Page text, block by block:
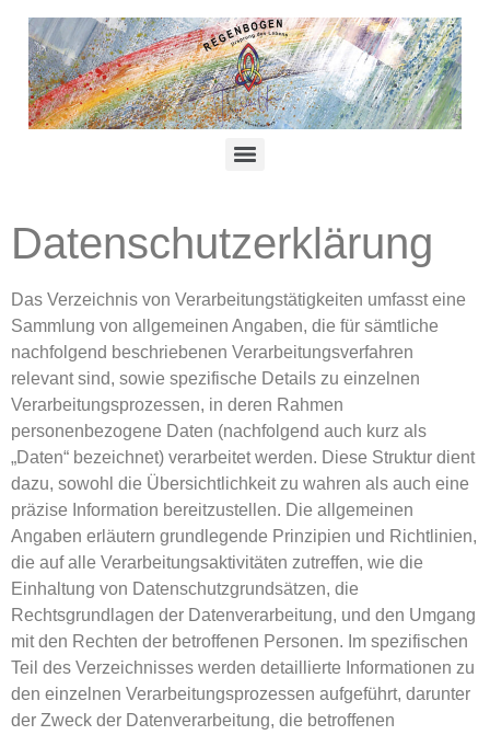
Datenschutzerklärung
Das Verzeichnis von Verarbeitungstätigkeiten umfasst eine
Sammlung von allgemeinen Angaben, die für sämtliche
nachfolgend beschriebenen Verarbeitungsverfahren
relevant sind, sowie spezifische Details zu einzelnen
Verarbeitungsprozessen, in deren Rahmen
personenbezogene Daten (nachfolgend auch kurz als
„Daten“ bezeichnet) verarbeitet werden. Diese Struktur dient
dazu, sowohl die Übersichtlichkeit zu wahren als auch eine
präzise Information bereitzustellen. Die allgemeinen
Angaben erläutern grundlegende Prinzipien und Richtlinien,
die auf alle Verarbeitungsaktivitäten zutreffen, wie die
Einhaltung von Datenschutzgrundsätzen, die
Rechtsgrundlagen der Datenverarbeitung, und den Umgang
mit den Rechten der betroffenen Personen. Im spezifischen
Teil des Verzeichnisses werden detaillierte Informationen zu
den einzelnen Verarbeitungsprozessen aufgeführt, darunter
der Zweck der Datenverarbeitung, die betroffenen